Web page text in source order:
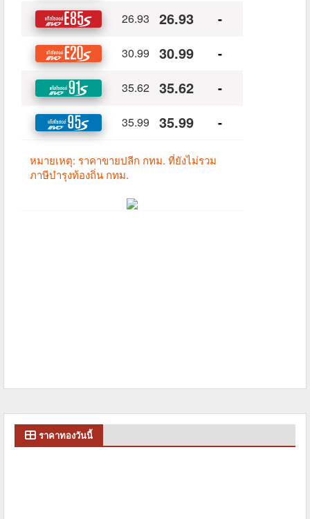
ราคาทองวันนี้